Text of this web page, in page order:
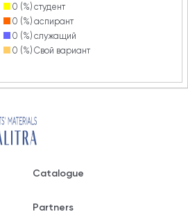
0 (%) студент
0 (%) аспирант
0 (%) служащий
0 (%) Свой вариант
Catalogue
Partners